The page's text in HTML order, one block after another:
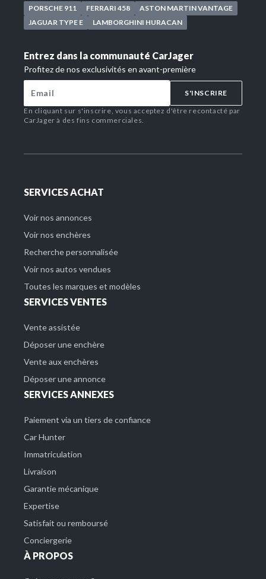
PORSCHE 911 FERRARI 458
ASTON MARTIN VANTAGE
JAGUAR TYPE E
LAMBORGHINI HURACAN
Entrez dans la communauté CarJager
Profitez de nos exclusivités en avant-première
S'INSCRIRE
En cliquant sur s'inscrire, vous acceptez d'être recontacté par
CarJager à des fins commerciales.
SERVICES ACHAT
Voir nos annonces
Voir nos enchères
Recherche personnalisée
Voir nos autos vendues
Toutes les marques et modèles
SERVICES VENTES
Vente assistée
Déposer une enchère
Vente aux enchères
Déposer une annonce
SERVICES ANNEXES
Paiement via un tiers de confiance
Car Hunter
Immatriculation
Livraison
Garantie mécanique
Expertise
Satisfait ou remboursé
Conciergerie
À PROPOS